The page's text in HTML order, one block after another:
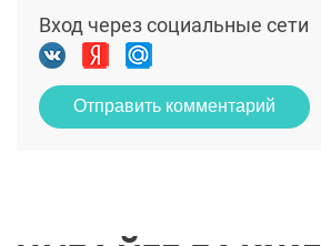
Вход через социальные сети
Отправить комментарий